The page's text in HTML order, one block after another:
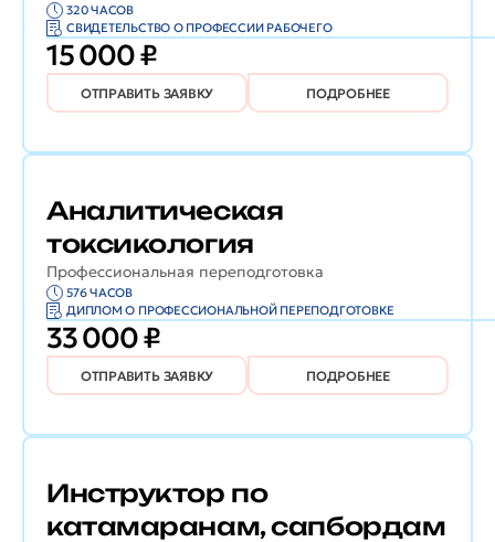
320 ЧАСОВ
СВИДЕТЕЛЬСТВО О ПРОФЕССИИ РАБОЧЕГО
15 000 ₽
ОТПРАВИТЬ ЗАЯВКУ ПОДРОБНЕЕ
Профессиональная переподготовка
Аналитическая
токсикология
576 ЧАСОВ
ДИПЛОМ О ПРОФЕССИОНАЛЬНОЙ ПЕРЕПОДГОТОВКЕ
33 000 ₽
ОТПРАВИТЬ ЗАЯВКУ ПОДРОБНЕЕ
Инструктор по
катамаранам, сапбордам